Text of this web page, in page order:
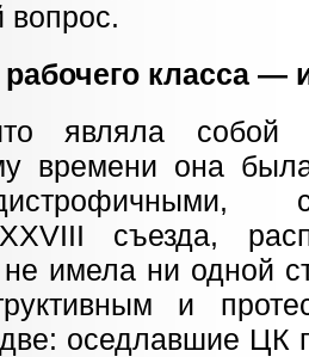
вопрос.
класса —
являла собой
времени она
съезда,
имела ни одной
и
оседлавшие ЦК